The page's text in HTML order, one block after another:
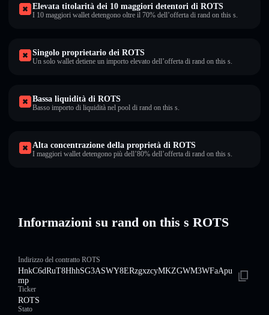
Elevata titolarità dei 10 maggiori detentori di ROTS
I 10 maggiori wallet detengono oltre il 70% dell’offerta di rand on this s.
Singolo proprietario dei ROTS
Un solo wallet detiene un importo elevato dell’offerta di rand on this s.
Bassa liquidità di ROTS
Basso importo di liquidità nel pool di rand on this s.
Alta concentrazione della proprietà di ROTS
I maggiori wallet detengono più dell’80% dell’offerta di rand on this s.
Informazioni su rand on this s ROTS
Indirizzo del contratto ROTS
HnkC6dRuT8HhhSG3ASWY8ERzgxzcyMKZGWM3WFaApu
mp
Ticker
ROTS
Stato